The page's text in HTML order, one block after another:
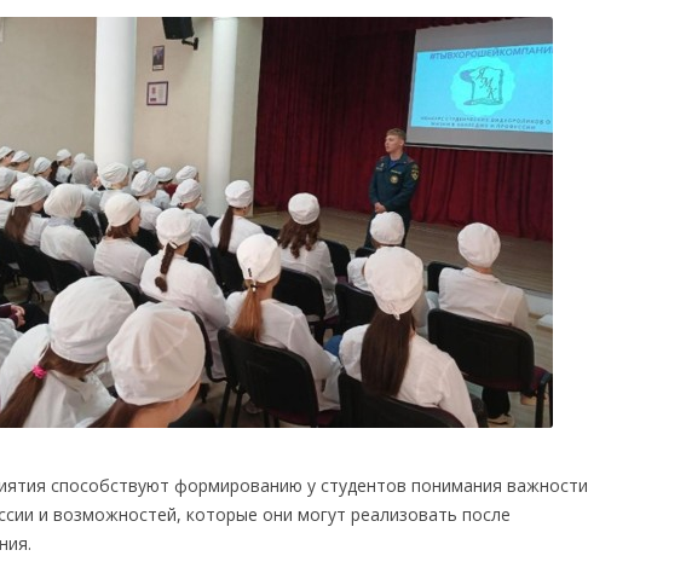
способствуют формированию у студентов понимания важности
и возможностей, которые они могут реализовать после